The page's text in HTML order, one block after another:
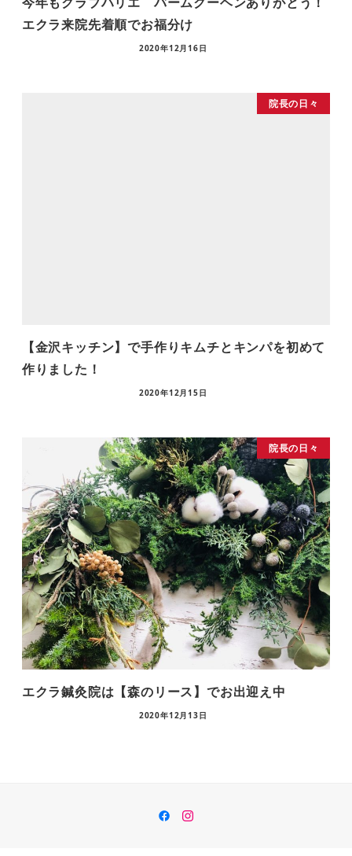
エクラ来院先着順でお福分け
2020年12月16日
院長の日々
【金沢キッチン】で手作りキムチとキンパを初めて
作りました！
2020年12月15日
院長の日々
エクラ鍼灸院は【森のリース】でお出迎え中
2020年12月13日
Facebook
insutaguramu